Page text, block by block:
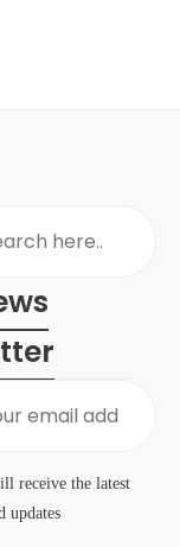
receive the latest
updates